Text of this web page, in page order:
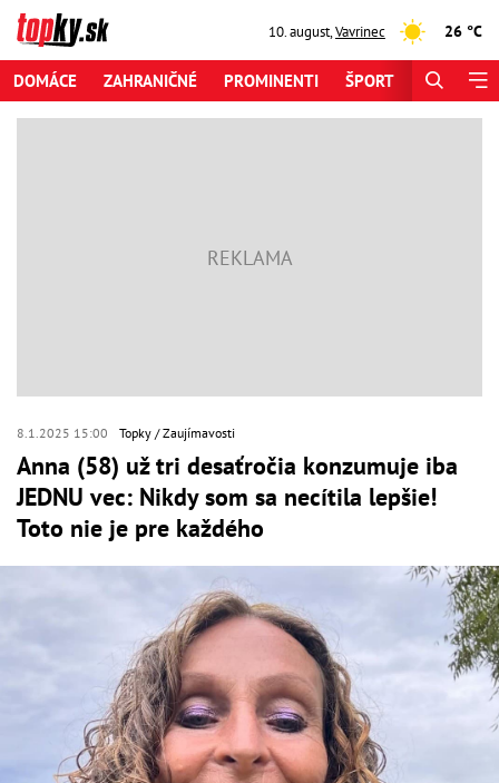
10. august,Vavrinec 26 °C
DOMÁCE ZAHRANIČNÉ PROMINENTI ŠPORT
8.1.2025 15:00 Topky Zaujímavosti
Anna (58) už tri desaťročia konzumuje iba
JEDNU vec: Nikdy som sa necítila lepšie!
Toto nie je pre každého